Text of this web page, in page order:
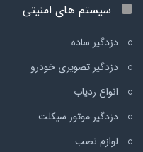
سیستم های امنیتی
دزدگیر ساده
دزدگیر تصویری خودرو
انواع ردیاب
دزدگیر موتور سیکلت
لوازم نصب